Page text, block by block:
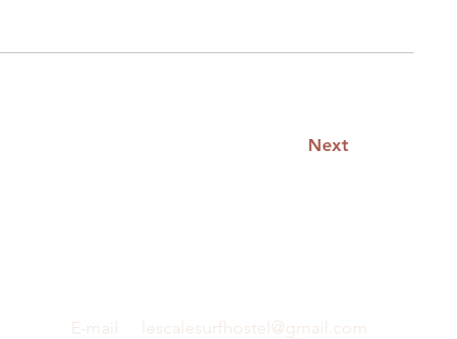
Next
E-mail lescalesurfhostel@gmail.com